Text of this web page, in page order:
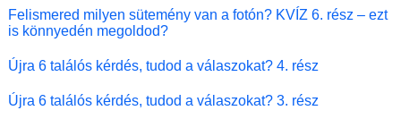
Felismered milyen sütemény van a fotón? KVÍZ 6. rész – ezt
is könnyedén megoldod?
Újra 6 találós kérdés, tudod a válaszokat? 4. rész
Újra 6 találós kérdés, tudod a válaszokat? 3. rész